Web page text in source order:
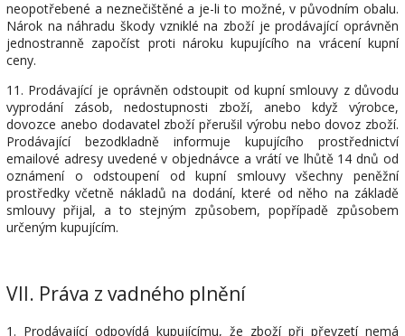
neopotřebené a neznečištěné a je-li to možné, v původním obalu.
Nárok na náhradu škody vzniklé na zboží je prodávající oprávněn
jednostranně započíst proti nároku kupujícího na vrácení kupní
ceny.
11. Prodávající je oprávněn odstoupit od kupní smlouvy z důvodu
vyprodání zásob, nedostupnosti zboží, anebo když výrobce,
dovozce anebo dodavatel zboží přerušil výrobu nebo dovoz zboží.
Prodávající bezodkladně informuje kupujícího prostřednictví
emailové adresy uvedené v objednávce a vrátí ve lhůtě 14 dnů od
oznámení o odstoupení od kupní smlouvy všechny peněžní
prostředky včetně nákladů na dodání, které od něho na základě
smlouvy přijal, a to stejným způsobem, popřípadě způsobem
určeným kupujícím.
VII. Práva z vadného plnění
1. Prodávající odpovídá kupujícímu, že zboží při převzetí nemá